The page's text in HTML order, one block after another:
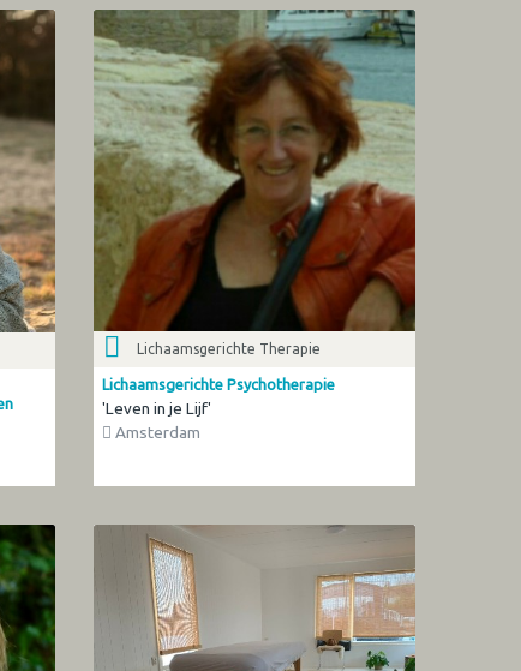
Lichaamsgerichte Therapie
Lichaamsgerichte Psychotherapie
'Leven in je Lijf'
Amsterdam